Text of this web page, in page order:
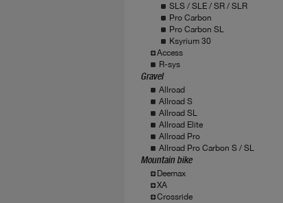
SLS / SLE / SR / SLR
Pro Carbon
Pro Carbon SL
Ksyrium 30
Access
R-sys
Gravel
Allroad
Allroad S
Allroad SL
Allroad Elite
Allroad Pro
Allroad Pro Carbon S / SL
Mountain bike
Deemax
XA
Crossride